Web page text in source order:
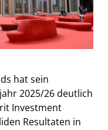
hat sein
2025/26 deutlich
Investment
Resultaten in